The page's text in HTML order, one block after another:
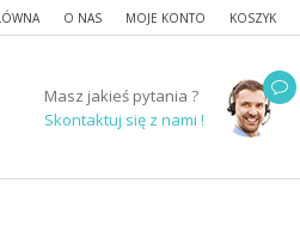
O NAS MOJE KONTO KOSZYK
Masz jakieś pytania ?
Skontaktuj się z nami !